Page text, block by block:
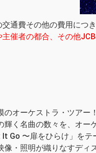
通費その他の費用につ
催者の都合、その他
のオーケストラ・ツアー！
輝く名曲の数々を、オー
Go 〜扉をひらけ」を
像・照明が織りなすディ